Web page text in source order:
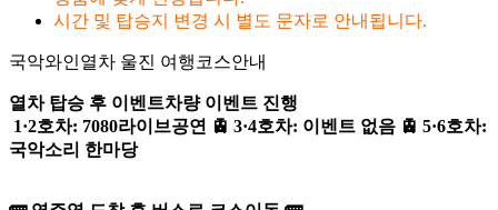
시간 및 탑승지 변경 시 별도 문자로 안내됩니다.
국악와인열차 울진 여행코스안내
열차 탑승 후 이벤트차량 이벤트 진행
1·2호차: 7080라이브공연 🚊 3·4호차: 이벤트 없음 🚊 5·6호차:
국악소리 한마당